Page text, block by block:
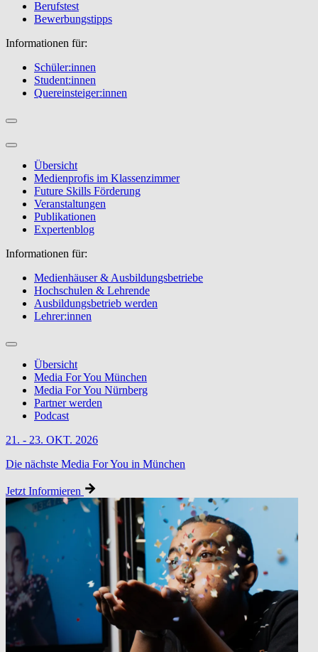
Berufstest
Bewerbungstipps
Informationen für:
Schüler:innen
Student:innen
Quereinsteiger:innen
Übersicht
Medienprofis im Klassenzimmer
Future Skills Förderung
Veranstaltungen
Publikationen
Expertenblog
Informationen für:
Medienhäuser & Ausbildungsbetriebe
Hochschulen & Lehrende
Ausbildungsbetrieb werden
Lehrer:innen
Übersicht
Media For You München
Media For You Nürnberg
Partner werden
Podcast
21. - 23. OKT. 2026
Die nächste Media For You in München
Jetzt Informieren